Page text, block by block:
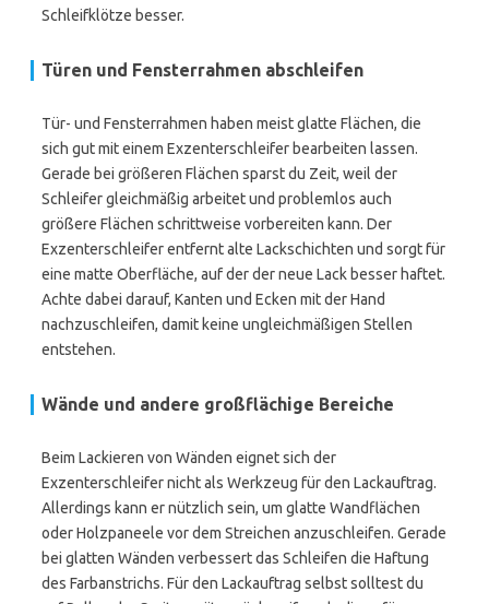
Schleifklötze besser.
Türen und Fensterrahmen abschleifen
Tür- und Fensterrahmen haben meist glatte Flächen, die
sich gut mit einem Exzenterschleifer bearbeiten lassen.
Gerade bei größeren Flächen sparst du Zeit, weil der
Schleifer gleichmäßig arbeitet und problemlos auch
größere Flächen schrittweise vorbereiten kann. Der
Exzenterschleifer entfernt alte Lackschichten und sorgt für
eine matte Oberfläche, auf der der neue Lack besser haftet.
Achte dabei darauf, Kanten und Ecken mit der Hand
nachzuschleifen, damit keine ungleichmäßigen Stellen
entstehen.
Wände und andere großflächige Bereiche
Beim Lackieren von Wänden eignet sich der
Exzenterschleifer nicht als Werkzeug für den Lackauftrag.
Allerdings kann er nützlich sein, um glatte Wandflächen
oder Holzpaneele vor dem Streichen anzuschleifen. Gerade
bei glatten Wänden verbessert das Schleifen die Haftung
des Farbanstrichs. Für den Lackauftrag selbst solltest du